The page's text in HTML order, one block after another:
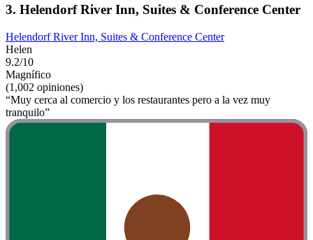
3. Helendorf River Inn, Suites & Conference Center
Helendorf River Inn, Suites & Conference Center
Helen
9.2/10
Magnífico
(1,002 opiniones)
“Muy cerca al comercio y los restaurantes pero a la vez muy
tranquilo”